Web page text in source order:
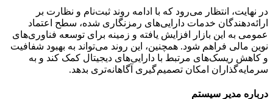
در نهایت، انتظار می‌رود که با ادامه روند ثبت‌نام و نظارت بر
ارائه‌دهندگان خدمات دارایی‌های رمزنگاری شده، سطح اعتماد
عمومی به این بازار افزایش یافته و زمینه برای توسعه فناوری‌های
نوین مالی فراهم شود. همچنین، این روند می‌تواند به بهبود شفافیت
و کاهش ریسک‌های مرتبط با دارایی‌های دیجیتال کمک کند و به
سرمایه‌گذاران امکان تصمیم‌گیری آگاهانه‌تری بدهد.
درباره مدیر سیستم